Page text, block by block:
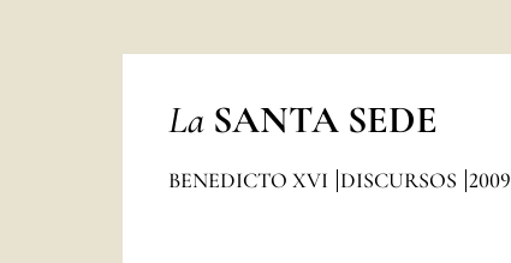
La SANTA SEDE
BENEDICTO XVI DISCURSOS 2009